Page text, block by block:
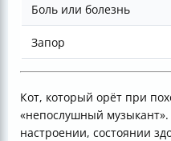
Боль или болезнь
Запор
Кот, который орёт при
«непослушный музыкант».
настроении, состоянии